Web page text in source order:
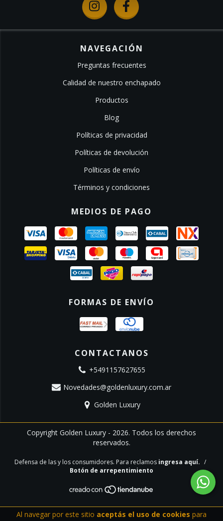
Al navegar por este sitio aceptás el uso de cookies para
NAVEGACIÓN
Preguntas frecuentes
Calidad de nuestro enchapado
Productos
Blog
Políticas de privacidad
Políticas de devolución
Políticas de envío
Términos y condiciones
MEDIOS DE PAGO
FORMAS DE ENVÍO
CONTACTANOS
+5491157627655
Novedades@goldenluxury.com.ar
Golden Luxury
Copyright Golden Luxury - 2026. Todos los derechos
reservados.
Defensa de las y los consumidores. Para reclamos ingresa aquí. /
Botón de arrepentimiento